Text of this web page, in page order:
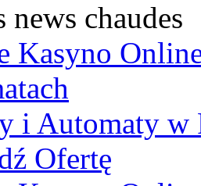
news chaudes
Kasyno
i Automaty w
Ofertę